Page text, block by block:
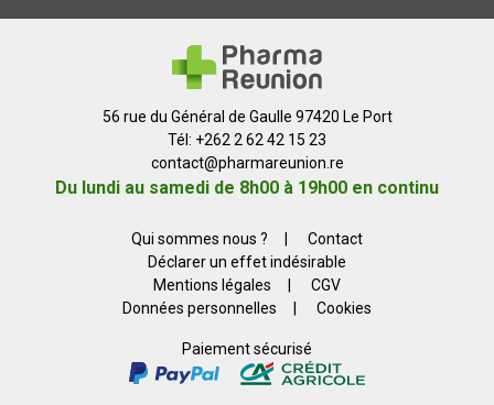
56 rue du Général de Gaulle 97420 Le Port
Tél: +262 2 62 42 15 23
contact@pharmareunion.re
Du lundi au samedi de 8h00 à 19h00 en continu
Qui sommes nous ?
Contact
Déclarer un effet indésirable
Mentions légales
CGV
Données personnelles
Cookies
Paiement sécurisé